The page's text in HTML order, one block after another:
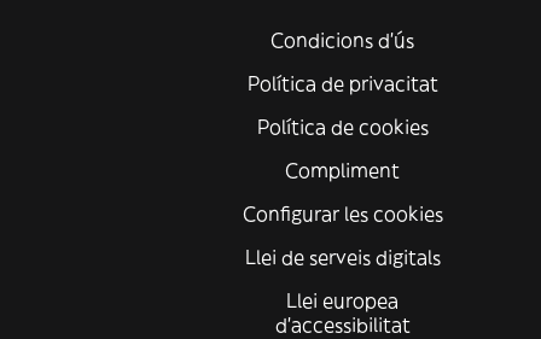
Condicions d'ús
Política de privacitat
Política de cookies
Compliment
Configurar les cookies
Llei de serveis digitals
Llei europea
d'accessibilitat